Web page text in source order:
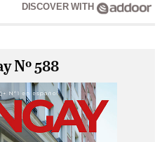
DISCOVER WITH
Nº 588